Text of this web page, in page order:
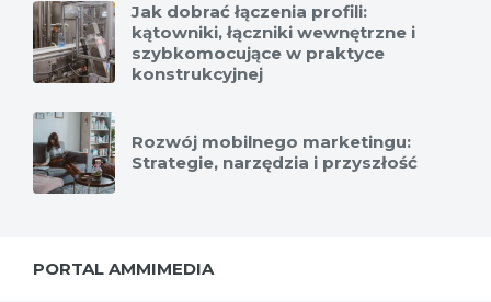
Jak dobrać łączenia profili:
kątowniki, łączniki wewnętrzne i
szybkomocujące w praktyce
konstrukcyjnej
Rozwój mobilnego marketingu:
Strategie, narzędzia i przyszłość
PORTAL AMMIMEDIA